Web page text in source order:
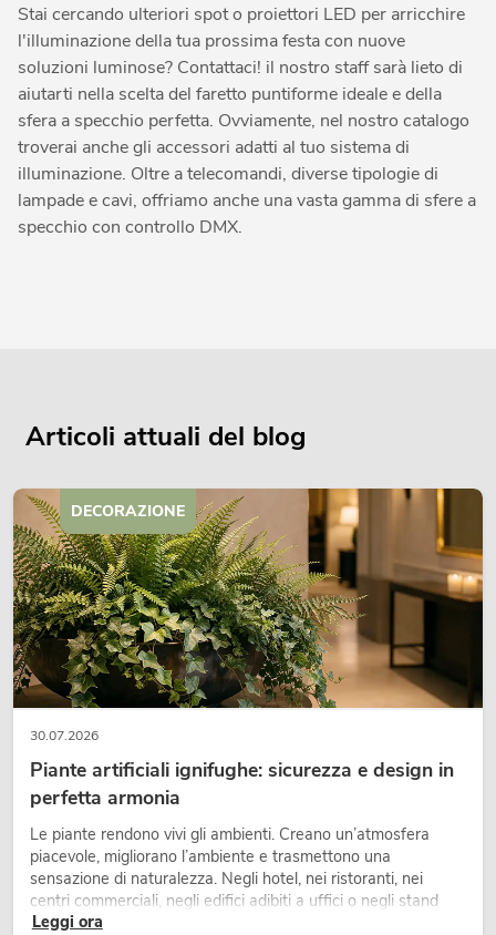
Stai cercando ulteriori spot o proiettori LED per arricchire
l'illuminazione della tua prossima festa con nuove
soluzioni luminose? Contattaci! il nostro staff sarà lieto di
aiutarti nella scelta del faretto puntiforme ideale e della
sfera a specchio perfetta. Ovviamente, nel nostro catalogo
troverai anche gli accessori adatti al tuo sistema di
illuminazione. Oltre a telecomandi, diverse tipologie di
lampade e cavi, offriamo anche una vasta gamma di sfere a
specchio con controllo DMX.
Articoli attuali del blog
30.07.2026
Piante artificiali ignifughe: sicurezza e design in
perfetta armonia
Le piante rendono vivi gli ambienti. Creano un’atmosfera
piacevole, migliorano l’ambiente e trasmettono una
sensazione di naturalezza. Negli hotel, nei ristoranti, nei
centri commerciali, negli edifici adibiti a uffici o negli stand
fieristici, una vegetazione di alta qualità è ormai parte
Leggi ora
DECORAZIONE